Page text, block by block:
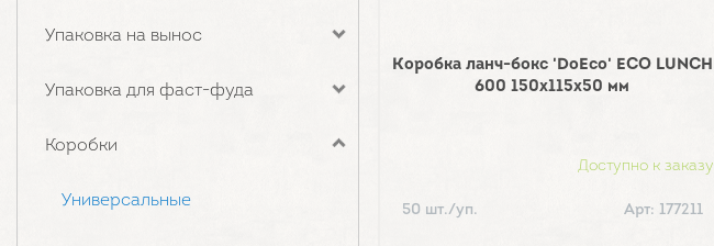
Упаковка на вынос
Упаковка для фаст-фуда
Коробки
Универсальные
Коробка ланч-бокс 'DoEco' ECO LUNCH
600 150х115х50 мм
Доступно к заказу
50 шт./уп. Арт: 177211